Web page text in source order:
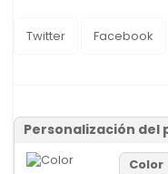
Twitter Facebook
Personalización del
Color